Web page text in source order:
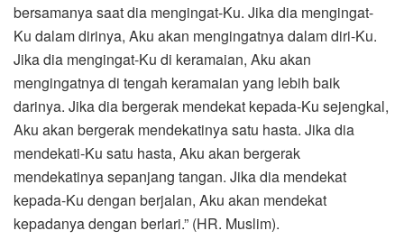
bersamanya saat dia mengingat-Ku. Jika dia mengingat-
Ku dalam dirinya, Aku akan mengingatnya dalam diri-Ku.
Jika dia mengingat-Ku di keramaian, Aku akan
mengingatnya di tengah keramaian yang lebih baik
darinya. Jika dia bergerak mendekat kepada-Ku sejengkal,
Aku akan bergerak mendekatinya satu hasta. Jika dia
mendekati-Ku satu hasta, Aku akan bergerak
mendekatinya sepanjang tangan. Jika dia mendekat
kepada-Ku dengan berjalan, Aku akan mendekat
kepadanya dengan berlari.” (HR. Muslim).